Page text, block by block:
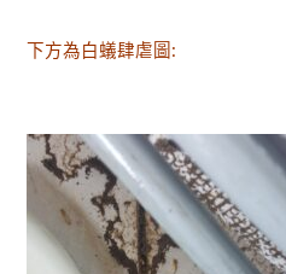
下方為白蟻肆虐圖: